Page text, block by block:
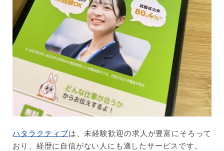
ハタラクティブは、未経験歓迎の求人が豊富にそろって
おり、経歴に自信がない人にも適したサービスです。